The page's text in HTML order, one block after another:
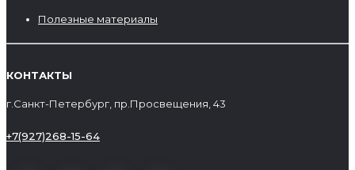
Полезные материалы
КОНТАКТЫ
г.Санкт-Петербург, пр.Просвещения, 43
+7(927)268-15-64